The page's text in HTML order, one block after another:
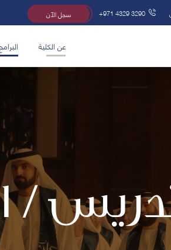
+971 4329 3290 سجل الآن
عن الكلية
/